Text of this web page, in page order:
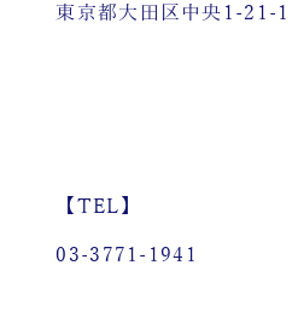
東京都大田区中央1-21-1
【TEL】
03-3771-1941